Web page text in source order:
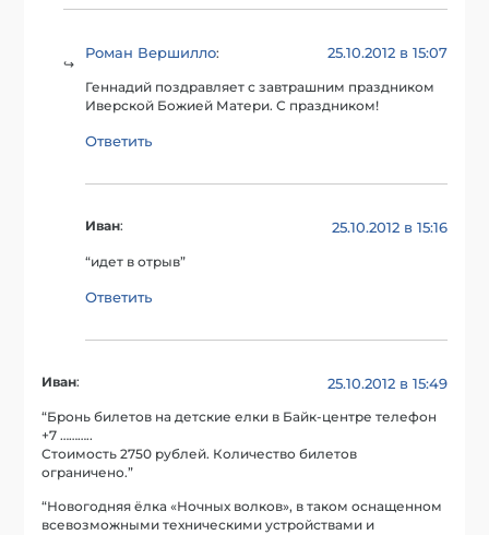
Роман Вершилло: 25.10.2012 в 15:07
Геннадий поздравляет с завтрашним праздником
Иверской Божией Матери. С праздником!
Ответить
Иван: 25.10.2012 в 15:16
“идет в отрыв”
Ответить
Иван: 25.10.2012 в 15:49
“Бронь билетов на детские елки в Байк-центре телефон
+7 ………..
Стоимость 2750 рублей. Количество билетов
ограничено.”
“Новогодняя ёлка «Ночных волков», в таком оснащенном
всевозможными техническими устройствами и